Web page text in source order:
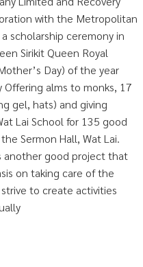
with the Metropolitan
scholarship ceremony in
Sirikit Queen Royal
Day) of the year
alms to monks, 17
gel, hats) and giving
Lai School for 135 good
Sermon Hall, Wat Lai.
another good project that
on taking care of the
to create activities